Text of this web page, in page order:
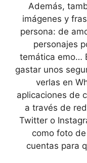
Además,
imágenes y
persona: de
personajes
temática emo…
gastar unos
verlas en
aplicaciones de
a través de
Twitter o
como foto
cuentas para